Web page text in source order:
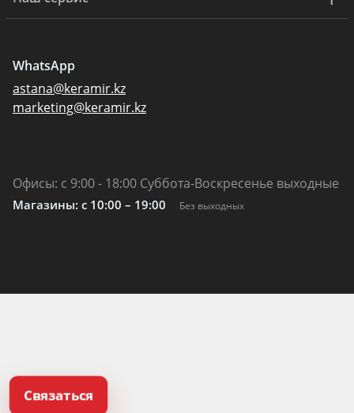
WhatsApp
astana@keramir.kz
marketing@keramir.kz
Офисы: с 9:00 - 18:00 Суббота-Воскресенье выходные
Магазины: c 10:00 – 19:00 Без выходных
Связаться